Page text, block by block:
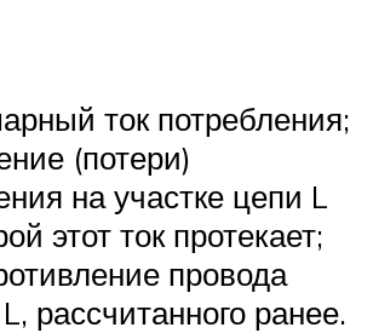
ток потребления;
(потери)
на участке цепи L
этот ток протекает;
провода
рассчитанного ранее.